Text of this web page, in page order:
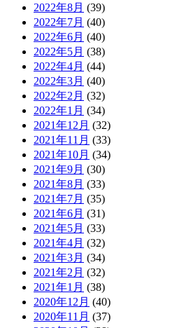
2022年8月 (39)
2022年7月 (40)
2022年6月 (40)
2022年5月 (38)
2022年4月 (44)
2022年3月 (40)
2022年2月 (32)
2022年1月 (34)
2021年12月 (32)
2021年11月 (33)
2021年10月 (34)
2021年9月 (30)
2021年8月 (33)
2021年7月 (35)
2021年6月 (31)
2021年5月 (33)
2021年4月 (32)
2021年3月 (34)
2021年2月 (32)
2021年1月 (38)
2020年12月 (40)
2020年11月 (37)